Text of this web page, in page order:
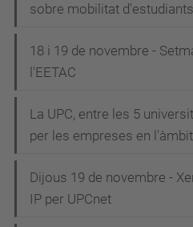
sobre mobilitat
18 i 19 de novembre -
l'EETAC
La UPC, entre les 5
per les empreses en
Dijous 19 de novembre -
IP per UPCnet